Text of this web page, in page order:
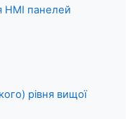
HMI панелей
рівня вищої